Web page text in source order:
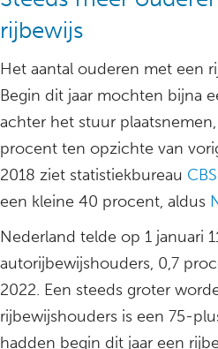
rijbewijs
Het aantal ouderen met een
Begin dit jaar mochten bijna
achter het stuur
procent ten opzichte van
2018 ziet statistiekbureau CBS
een kleine 40 procent, aldus
Nederland telde op 1 januari
autorijbewijshouders, 0,7
2022. Een steeds groter
rijbewijshouders is een 75-
hadden begin dit jaar een